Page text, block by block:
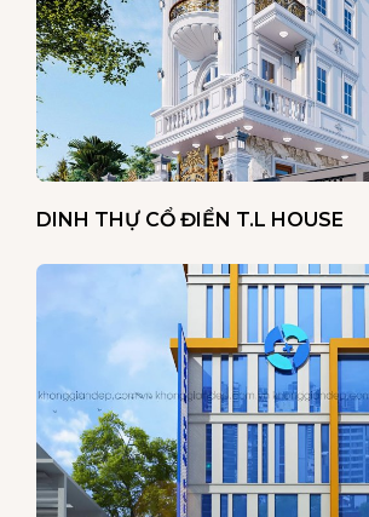
DINH THỰ CỔ ĐIỂN T.L HOUSE